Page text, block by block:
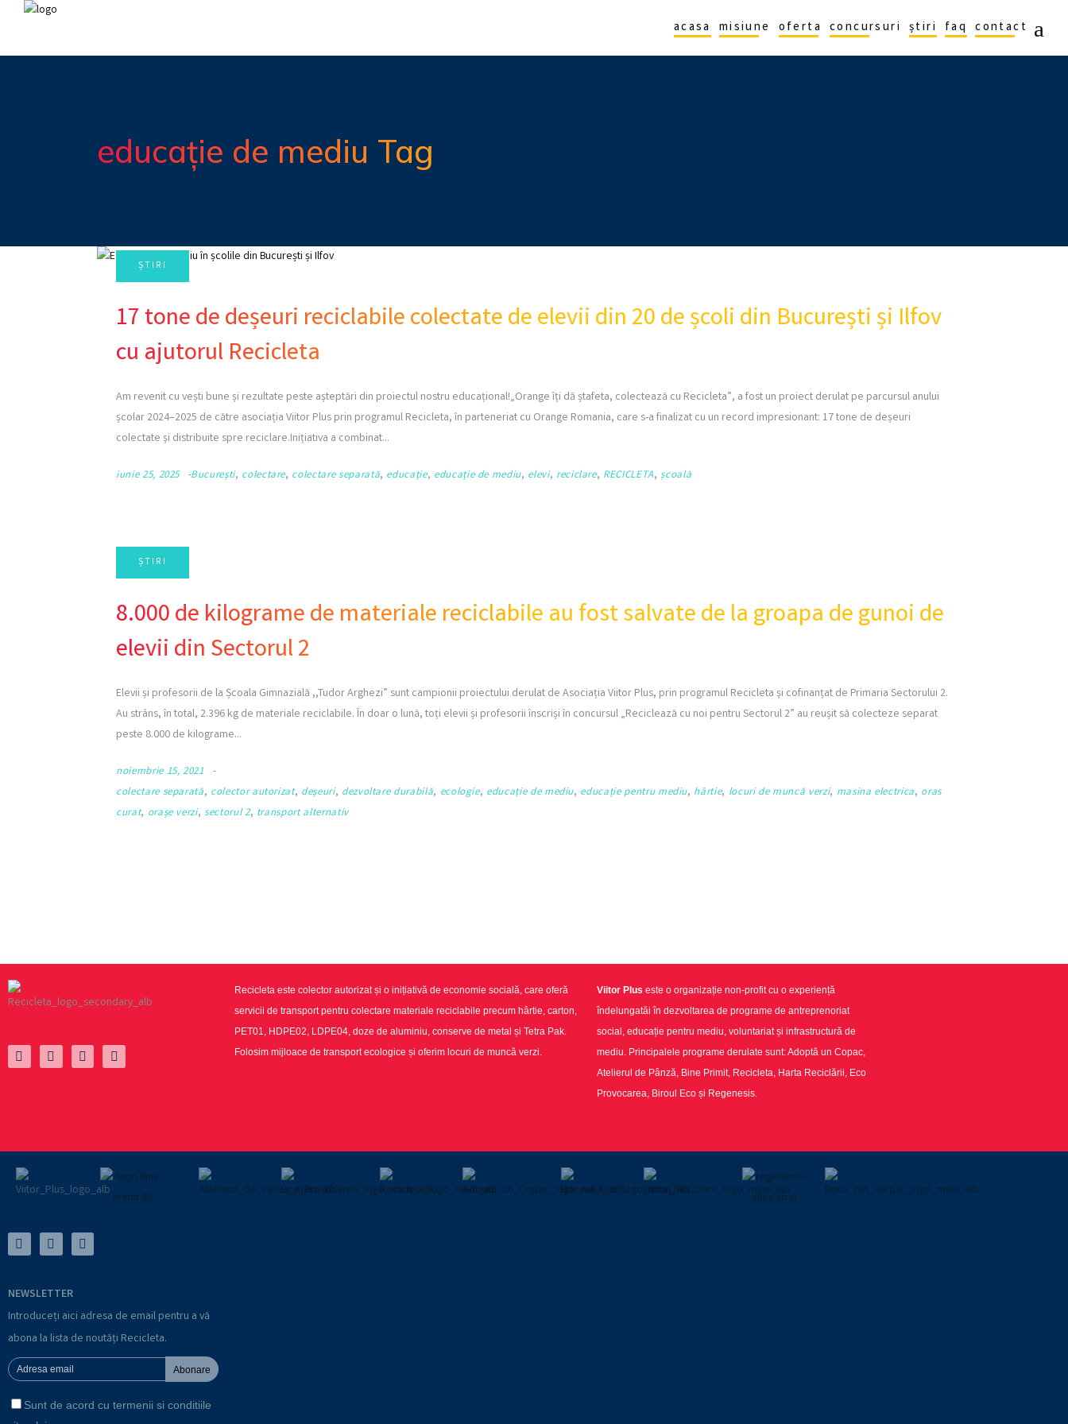
acasa misiune oferta concursuri știri faq contact
educație de mediu Tag
17 tone de deșeuri reciclabile colectate de elevii din 20 de școli din București și Ilfov
cu ajutorul Recicleta
Am revenit cu vești bune și rezultate peste așteptări din proiectul nostru educațional!„Orange îți dă ștafeta, colectează cu Recicleta”, a fost un proiect derulat pe parcursul anului
școlar 2024–2025 de către asociația Viitor Plus prin programul Recicleta, în parteneriat cu Orange Romania, care s-a finalizat cu un record impresionant: 17 tone de deșeuri
colectate și distribuite spre reciclare.Inițiativa a combinat
iunie 25, 2025 București, colectare, colectare separată, educație, educație de mediu, elevi, reciclare, RECICLETA,școală
8.000 de kilograme de materiale reciclabile au fost salvate de la groapa de gunoi de
elevii din Sectorul 2
Elevii și profesorii de la Școala Gimnazială ,,Tudor Arghezi” sunt campionii proiectului derulat de Asociația Viitor Plus, prin programul Recicleta și cofinanțat de Primaria Sectorului 2.
Au strâns, în total, 2.396 kg de materiale reciclabile. În doar o lună, toți elevii și profesorii înscriși în concursul „Reciclează cu noi pentru Sectorul 2” au reușit să colecteze separat
peste 8.000 de kilograme
noiembrie 15, 2021
colectare separată, colector autorizat, deșeuri, dezvoltare durabilă, ecologie, educație de mediu, educație pentru mediu, hârtie, locuri de muncă verzi, masina electrica, oras
curat, orașe verzi,sectorul 2, transport alternativ
Recicleta este colector autorizat și o inițiativă de economie socială, care oferă
servicii de transport pentru colectare materiale reciclabile precum hârtie, carton,
PET01, HDPE02, LDPE04, doze de aluminiu, conserve de metal și Tetra Pak.
Folosim mijloace de transport ecologice și oferim locuri de muncă verzi.
Viitor Plus este o organizație non-profit cu o experiență
îndelungatăi în dezvoltarea de programe de antreprenoriat
social, educație pentru mediu, voluntariat și infrastructură de
mediu. Principalele programe derulate sunt: Adoptă un Copac,
Atelierul de Pânză, Bine Primit, Recicleta, Harta Reciclării, Eco
Provocarea, Biroul Eco și Regenesis.
NEWSLETTER
Introduceți aici adresa de email pentru a vă
abona la lista de noutăți Recicleta.
Abonare
Sunt de acord cu termenii si conditiile